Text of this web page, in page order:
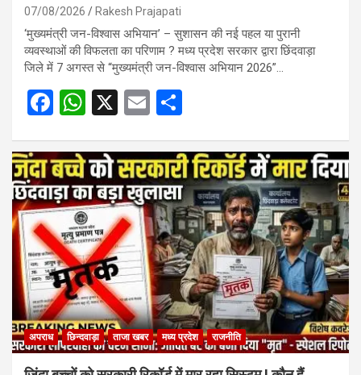
07/08/2026 Rakesh Prajapati
‘मुख्यमंत्री जन-विश्वास अभियान’ – सुशासन की नई पहल या पुरानी
व्यवस्थाओं की विफलता का परिणाम ? मध्य प्रदेश सरकार द्वारा छिंदवाड़ा
जिले में 7 अगस्त से “मुख्यमंत्री जन-विश्वास अभियान 2026”…
F
ce
b
o
o
k
W
at
s
A
p
p
X
E
ail ar
e
अपराध छिन्दवाड़ा ताजा खबर मध्य प्रदेश राजनीति